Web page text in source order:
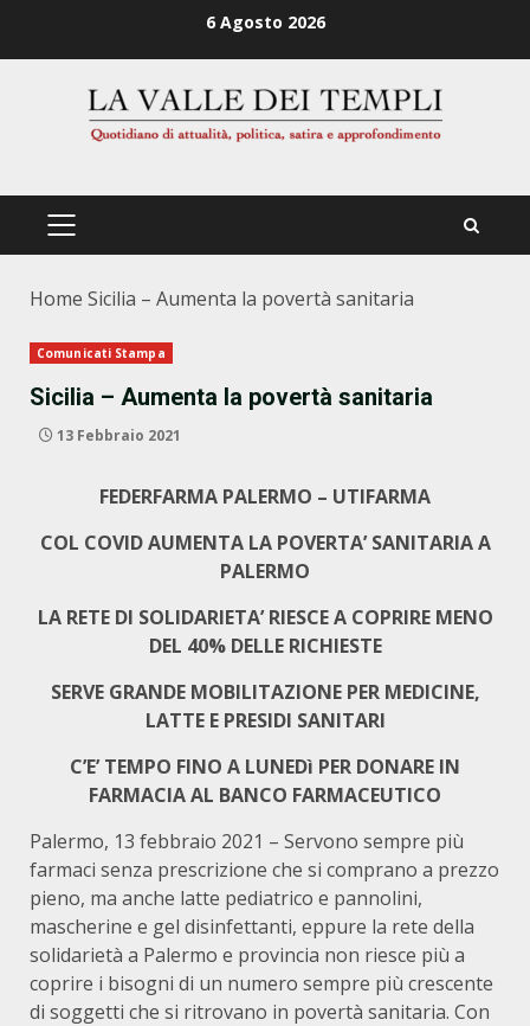
6 Agosto 2026
PRIMÄRES
Home Sicilia – Aumenta la povertà sanitaria
Comunicati Stampa
Sicilia – Aumenta la povertà sanitaria
13 Febbraio 2021
FEDERFARMA PALERMO – UTIFARMA
COL COVID AUMENTA LA POVERTA’ SANITARIA A
PALERMO
LA RETE DI SOLIDARIETA’ RIESCE A COPRIRE MENO
DEL 40% DELLE RICHIESTE
SERVE GRANDE MOBILITAZIONE PER MEDICINE,
LATTE E PRESIDI SANITARI
C’E’ TEMPO FINO A LUNEDì PER DONARE IN
FARMACIA AL BANCO FARMACEUTICO
Palermo, 13 febbraio 2021 – Servono sempre più
farmaci senza prescrizione che si comprano a prezzo
pieno, ma anche latte pediatrico e pannolini,
mascherine e gel disinfettanti, eppure la rete della
solidarietà a Palermo e provincia non riesce più a
coprire i bisogni di un numero sempre più crescente
di soggetti che si ritrovano in povertà sanitaria. Con